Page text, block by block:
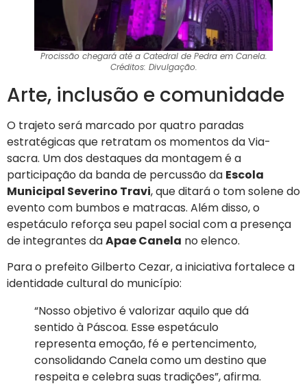
Procissão chegará até a Catedral de Pedra em Canela.
Créditos: Divulgação.
Arte, inclusão e comunidade
O trajeto será marcado por quatro paradas
estratégicas que retratam os momentos da Via-
sacra. Um dos destaques da montagem é a
participação da banda de percussão da Escola
Municipal Severino Travi, que ditará o tom solene do
evento com bumbos e matracas. Além disso, o
espetáculo reforça seu papel social com a presença
de integrantes daApae Canela no elenco.
Para o prefeito Gilberto Cezar, a iniciativa fortalece a
identidade cultural do município:
“Nosso objetivo é valorizar aquilo que dá
sentido à Páscoa. Esse espetáculo
representa emoção, fé e pertencimento,
consolidando Canela como um destino que
respeita e celebra suas tradições”, afirma.